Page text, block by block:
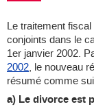
Le traitement
conjoints dans le
1er janvier 2002.
2002, le nouveau
résumé comme
a) Le divorce est